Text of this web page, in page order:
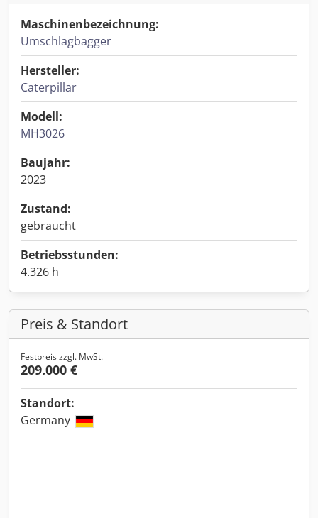
Maschinenbezeichnung:
Umschlagbagger
Hersteller:
Caterpillar
Modell:
MH3026
Baujahr:
2023
Zustand:
gebraucht
Betriebsstunden:
4.326 h
Preis & Standort
Festpreis zzgl. MwSt.
209.000 €
Standort:
Germany